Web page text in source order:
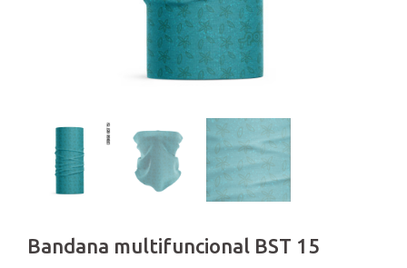
Bandana multifuncional BST 15